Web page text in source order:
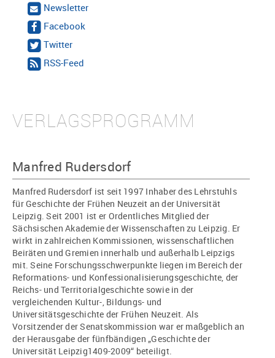
Newsletter
Facebook
Twitter
RSS-Feed
VERLAGSPROGRAMM
Manfred Rudersdorf
Manfred Rudersdorf ist seit 1997 Inhaber des Lehrstuhls
für Geschichte der Frühen Neuzeit an der Universität
Leipzig. Seit 2001 ist er Ordentliches Mitglied der
Sächsischen Akademie der Wissenschaften zu Leipzig. Er
wirkt in zahlreichen Kommissionen, wissenschaftlichen
Beiräten und Gremien innerhalb und außerhalb Leipzigs
mit. Seine Forschungsschwerpunkte liegen im Bereich der
Reformations- und Konfessionalisierungsgeschichte, der
Reichs- und Territorialgeschichte sowie in der
vergleichenden Kultur-, Bildungs- und
Universitätsgeschichte der Frühen Neuzeit. Als
Vorsitzender der Senatskommission war er maßgeblich an
der Herausgabe der fünfbändigen „Geschichte der
Universität Leipzig1409-2009“ beteiligt.